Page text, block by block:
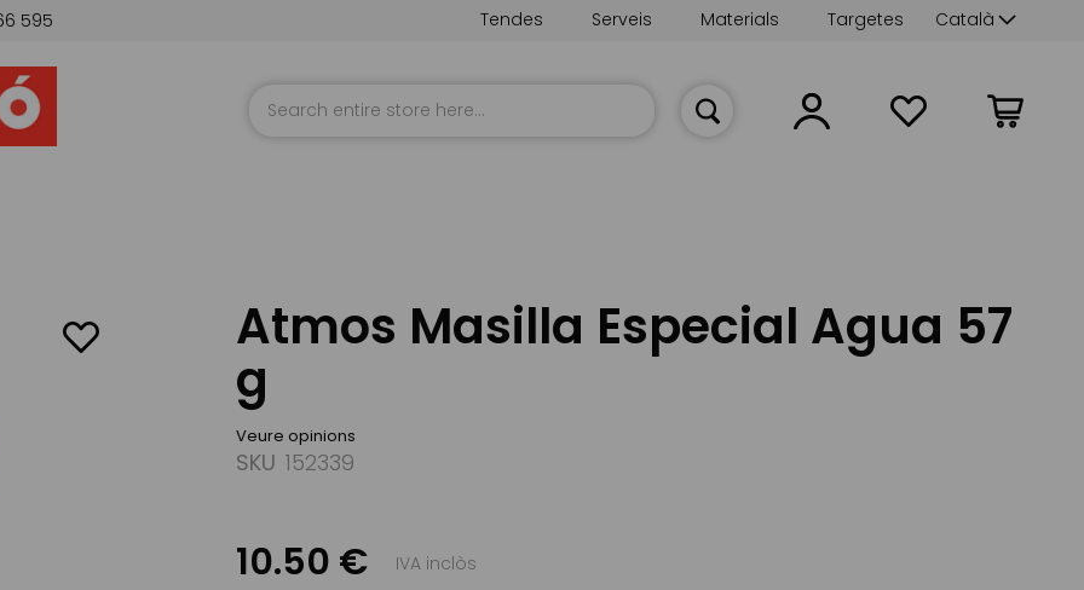
595 Language
Català
Targetes
Materials
Serveis
Tendes
La meva
Atmos Masilla Especial Agua 57
g
Veure opinions
SKU 152339
10.50 € IVA inclòs